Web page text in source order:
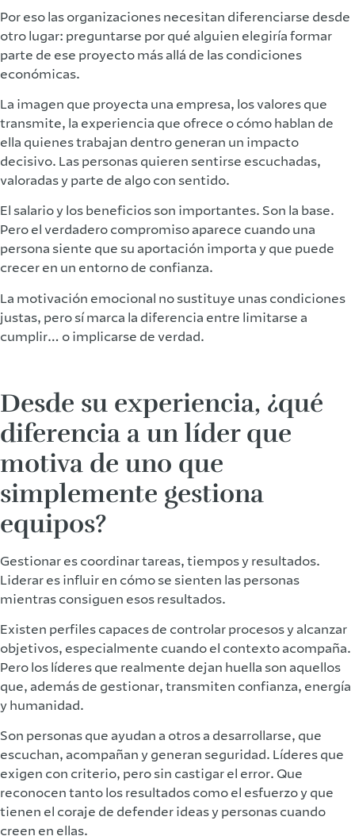
Por eso las organizaciones necesitan diferenciarse desde
otro lugar: preguntarse por qué alguien elegiría formar
parte de ese proyecto más allá de las condiciones
económicas.
La imagen que proyecta una empresa, los valores que
transmite, la experiencia que ofrece o cómo hablan de
ella quienes trabajan dentro generan un impacto
decisivo. Las personas quieren sentirse escuchadas,
valoradas y parte de algo con sentido.
El salario y los beneficios son importantes. Son la base.
Pero el verdadero compromiso aparece cuando una
persona siente que su aportación importa y que puede
crecer en un entorno de confianza.
La motivación emocional no sustituye unas condiciones
justas, pero sí marca la diferencia entre limitarse a
cumplir… o implicarse de verdad.
Desde su experiencia, ¿qué
diferencia a un líder que
motiva de uno que
simplemente gestiona
equipos?
Gestionar es coordinar tareas, tiempos y resultados.
Liderar es influir en cómo se sienten las personas
mientras consiguen esos resultados.
Existen perfiles capaces de controlar procesos y alcanzar
objetivos, especialmente cuando el contexto acompaña.
Pero los líderes que realmente dejan huella son aquellos
que, además de gestionar, transmiten confianza, energía
y humanidad.
Son personas que ayudan a otros a desarrollarse, que
escuchan, acompañan y generan seguridad. Líderes que
exigen con criterio, pero sin castigar el error. Que
reconocen tanto los resultados como el esfuerzo y que
tienen el coraje de defender ideas y personas cuando
creen en ellas.